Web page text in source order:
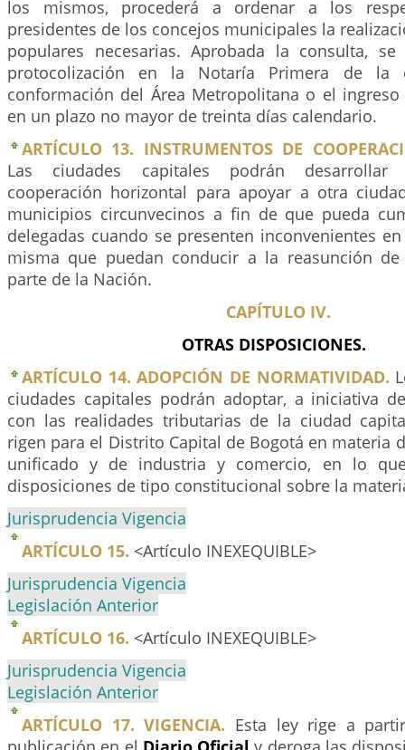
los mismos, procederá a ordenar a los
presidentes de los concejos municipales la
populares necesarias. Aprobada la consulta,
protocolización en la Notaría Primera de la
conformación del Área Metropolitana o el
en un plazo no mayor de treinta días calendario.
ARTÍCULO 13. INSTRUMENTOS DE
Las ciudades capitales podrán desarrollar
cooperación horizontal para apoyar a otra
municipios circunvecinos a fin de que pueda
delegadas cuando se presenten inconvenientes
misma que puedan conducir a la reasunción
parte de la Nación.
CAPÍTULO IV.
OTRAS DISPOSICIONES.
ARTÍCULO 14. ADOPCIÓN DE NORMATIVIDAD.
ciudades capitales podrán adoptar, a iniciativa
con las realidades tributarias de la ciudad
rigen para el Distrito Capital de Bogotá en materia
unificado y de industria y comercio, en lo
disposiciones de tipo constitucional sobre la
Jurisprudencia Vigencia
ARTÍCULO 15. <Artículo INEXEQUIBLE>
Jurisprudencia Vigencia
Legislación Anterior
ARTÍCULO 16. <Artículo INEXEQUIBLE>
Jurisprudencia Vigencia
Legislación Anterior
ARTÍCULO 17. VIGENCIA. Esta ley rige a